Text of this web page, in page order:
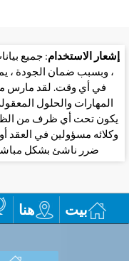
إشعار الاستخدام: جميع
، وبسبب ضمان الجودة ،
في أي وقت. لقد مارس
المهارات والحلول
يكون تحت أي ظرف من
وكلائه مسؤولين في العقد
ضرر ناشئ بشكل مباشر
بيت هنا